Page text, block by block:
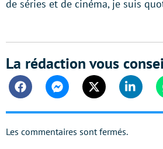
de séries et de cinéma, je suis
La rédaction vous
FacebookMessengerTwitter
Les commentaires sont fermés.